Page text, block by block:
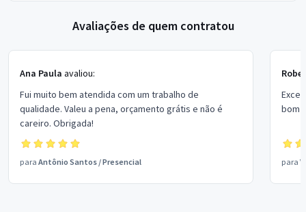
Avaliações de quem contratou
Ana Paula avaliou:
Fui muito bem atendida com um trabalho de
qualidade. Valeu a pena, orçamento grátis e não é
careiro. Obrigada!
para Antônio Santos /Presencial
bom
para